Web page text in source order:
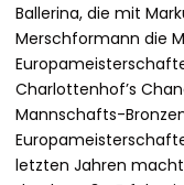
Ballerina, die mit
Merschformann die
Charlottenhof’s
Mannschafts-
letzten Jahren